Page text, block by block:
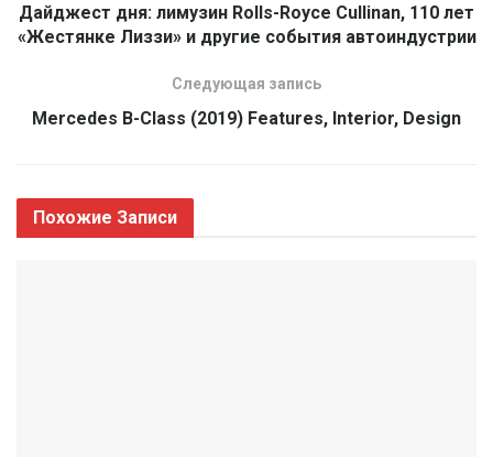
Дайджест дня: лимузин Rolls-Royce Cullinan, 110 лет
«Жестянке Лиззи» и другие события автоиндустрии
Следующая запись
Mercedes B-Class (2019) Features, Interior, Design
Похожие Записи